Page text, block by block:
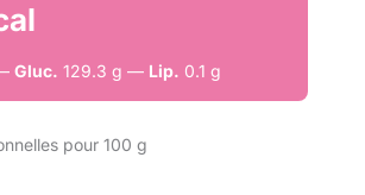
Gluc. 129.3 g — Lip. 0.1 g
pour 100 g